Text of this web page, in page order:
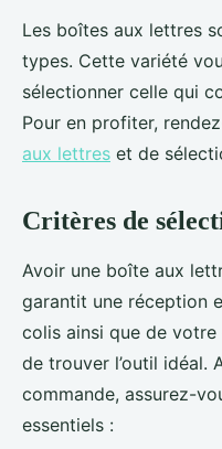
Les boîtes aux lettres
types. Cette variété
sélectionner celle qui
Pour en profiter,
aux lettres et de
Critères de
Avoir une boîte aux
garantit une réception
colis ainsi que de
de trouver l’outil idéal.
commande, assurez-
essentiels :